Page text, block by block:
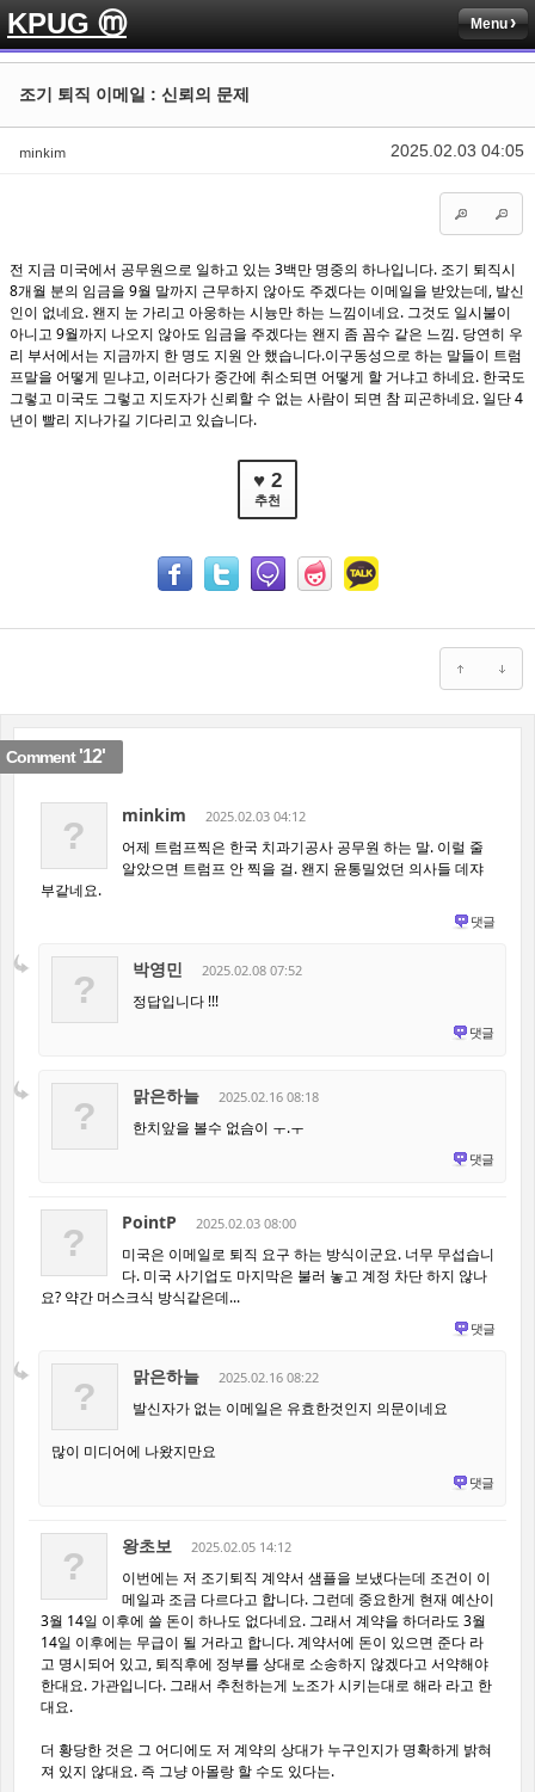
KPUG ⓜ Menu
2025.02.03 04:05
조기 퇴직 이메일 : 신뢰의 문제
minkim
전 지금 미국에서 공무원으로 일하고 있는 3백만 명중의 하나입니다. 조기 퇴직시
8개월 분의 임금을 9월 말까지 근무하지 않아도 주겠다는 이메일을 받았는데, 발신
인이 없네요. 왠지 눈 가리고 아웅하는 시늉만 하는 느낌이네요. 그것도 일시불이
아니고 9월까지 나오지 않아도 임금을 주겠다는 왠지 좀 꼼수 같은 느낌. 당연히 우
리 부서에서는 지금까지 한 명도 지원 안 했습니다.이구동성으로 하는 말들이 트럼
프말을 어떻게 믿냐고, 이러다가 중간에 취소되면 어떻게 할 거냐고 하네요. 한국도
그렇고 미국도 그렇고 지도자가 신뢰할 수 없는 사람이 되면 참 피곤하네요. 일단 4
년이 빨리 지나가길 기다리고 있습니다.
♥ 2
추천
Comment'12'
? minkim 2025.02.03 04:12
어제 트럼프찍은 한국 치과기공사 공무원 하는 말. 이럴 줄
알았으면 트럼프 안 찍을 걸. 왠지 윤통밀었던 의사들 데쟈
부같네요.
댓글
? 박영민 2025.02.08 07:52
정답입니다 !!!
댓글
? 맑은하늘 2025.02.16 08:18
한치앞을 볼수 없슴이 ㅜ.ㅜ
댓글
? PointP 2025.02.03 08:00
미국은 이메일로 퇴직 요구 하는 방식이군요. 너무 무섭습니
다. 미국 사기업도 마지막은 불러 놓고 계정 차단 하지 않나
요? 약간 머스크식 방식같은데...
댓글
? 맑은하늘 2025.02.16 08:22
발신자가 없는 이메일은 유효한것인지 의문이네요
많이 미디어에 나왔지만요
댓글
? 왕초보 2025.02.05 14:12
이번에는 저 조기퇴직 계약서 샘플을 보냈다는데 조건이 이
메일과 조금 다르다고 합니다. 그런데 중요한게 현재 예산이
3월 14일 이후에 쓸 돈이 하나도 없다네요. 그래서 계약을 하더라도 3월
14일 이후에는 무급이 될 거라고 합니다. 계약서에 돈이 있으면 준다 라
고 명시되어 있고, 퇴직후에 정부를 상대로 소송하지 않겠다고 서약해야
한대요. 가관입니다. 그래서 추천하는게 노조가 시키는대로 해라 라고 한
대요.
더 황당한 것은 그 어디에도 저 계약의 상대가 누구인지가 명확하게 밝혀
져 있지 않대요. 즉 그냥 아몰랑 할 수도 있다는.
Sketchbook5, 스케치북5
Sketchbook5, 스케치북5
Sketchbook5, 스케치북5
Sketchbook5, 스케치북5